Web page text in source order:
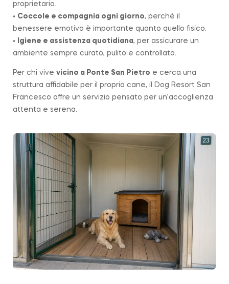
proprietario.
• Coccole e compagnia ogni giorno, perché il
benessere emotivo è importante quanto quello fisico.
•
Igiene e assistenza quotidiana, per assicurare un
ambiente sempre curato, pulito e controllato.
Per chi vive vicino a Ponte San Pietro e cerca una
struttura affidabile per il proprio cane, il Dog Resort San
Francesco offre un servizio pensato per un’accoglienza
attenta e serena.